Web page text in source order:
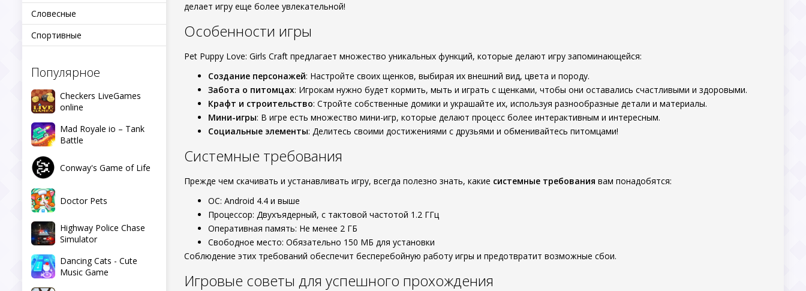
Словесные
Спортивные
Популярное
Checkers LiveGames
online
Mad Royale io – Tank
Battle
Conway's Game of Life
Doctor Pets
Highway Police Chase
Simulator
Dancing Cats - Cute
Music Game
делает игру еще более увлекательной!
Особенности игры
Pet Puppy Love: Girls Craft предлагает множество уникальных функций, которые делают игру запоминающейся:
Создание персонажей: Настройте своих щенков, выбирая их внешний вид, цвета и породу.
Забота о питомцах: Игрокам нужно будет кормить, мыть и играть с щенками, чтобы они оставались счастливыми и здоровыми.
Крафт и строительство: Стройте собственные домики и украшайте их, используя разнообразные детали и материалы.
Мини-игры: В игре есть множество мини-игр, которые делают процесс более интерактивным и интересным.
Социальные элементы: Делитесь своими достижениями с друзьями и обменивайтесь питомцами!
Системные требования
Прежде чем скачивать и устанавливать игру, всегда полезно знать, какие системные требования вам понадобятся:
ОС: Android 4.4 и выше
Процессор: Двухъядерный, с тактовой частотой 1.2 ГГц
Оперативная память: Не менее 2 ГБ
Свободное место: Обязательно 150 МБ для установки
Соблюдение этих требований обеспечит бесперебойную работу игры и предотвратит возможные сбои.
Игровые советы для успешного прохождения